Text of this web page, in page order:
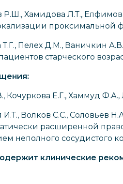
Хамидова Л.Т.,
проксимальной
Пелех Д.М., Ваничкин
старческого
Кочуркова Е.Г., Хаммуд
Волков С.С., Соловьев
расширенной
неполного сосудистого
клинические